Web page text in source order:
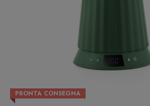
PRONTA CONSEGNA